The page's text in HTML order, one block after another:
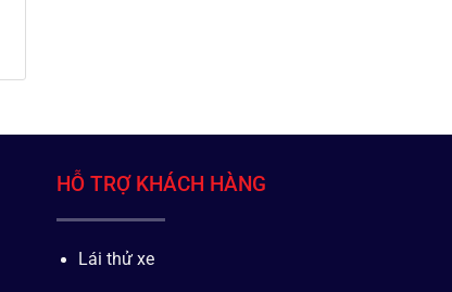
HỖ TRỢ KHÁCH HÀNG
Lái thử xe